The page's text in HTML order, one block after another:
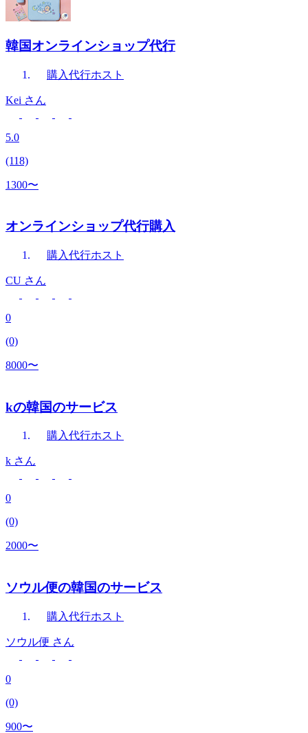
韓国オンラインショップ代行
購入代行ホスト
Kei さん
5.0
(118)
1300〜
オンラインショップ代行購入
購入代行ホスト
CU さん
0
(0)
8000〜
kの韓国のサービス
購入代行ホスト
k さん
0
(0)
2000〜
ソウル便の韓国のサービス
購入代行ホスト
ソウル便 さん
0
(0)
900〜